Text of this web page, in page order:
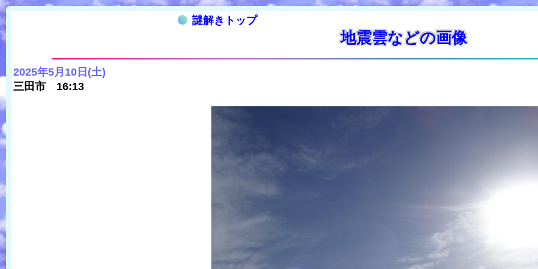
謎解きトップ
地震雲などの画像
2025年5月10日(土)
三田市 16:13